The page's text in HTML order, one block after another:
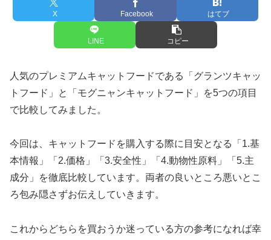
X Facebook はてブ
LINE コピー
人気のプレミアムキャットフードである「グランツキャッ
トフード」と「モグニャンキャットフード」を5つの項目
で比較してみました。
今回は、キャットフードを購入する際に目安となる「1.基
本情報」「2.価格」「3.安全性」「4.動物性原料」「5.主
成分」を徹底比較しています。両者の良いところ悪いとこ
ろ包み隠さずお伝えしていきます。
これからどちらを買おうか迷っている方の参考になれば幸